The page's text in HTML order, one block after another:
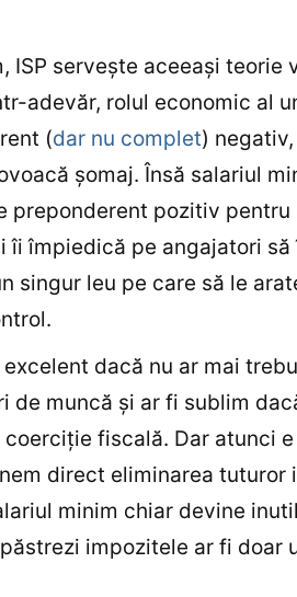
ISP serveşte aceeaşi teorie
adevăr, rolul economic al
(dar nu complet)
şomaj. Însă salariul
preponderent pozitiv
îi împiedică pe angajatori să
singur leu pe care să le
dacă nu ar mai
de muncă şi ar fi sublim
fiscală. Dar atunci
direct eliminarea tuturor
minim chiar devine
impozitele ar fi doar